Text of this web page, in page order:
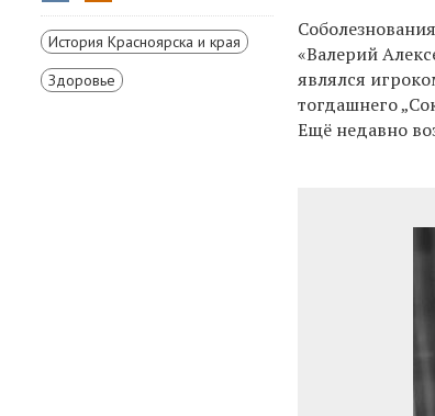
История Красноярска и края
Здоровье
«Валерий
являлся
тогдашнего
Ещё недавно